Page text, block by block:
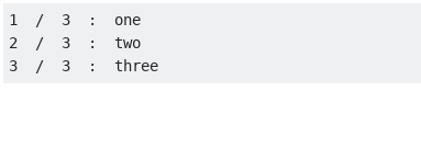
1 / 3 :
2
/ 3 :
3
/ 3 :
  three